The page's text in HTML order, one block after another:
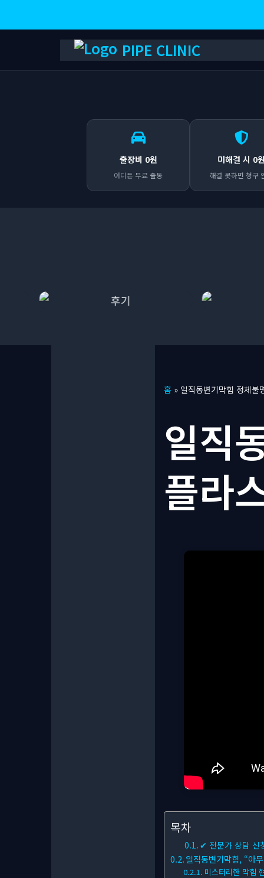
PIPE CLINIC
출장비 0원
어디든 무료 출동
미해결 시 0
해결 못하면 청구
홈 » 일직동변기막힘 정체불
일직
플라
목차
✔ 전문가 상담 신
일직동변기막힘, “아
미스터리한 막힘